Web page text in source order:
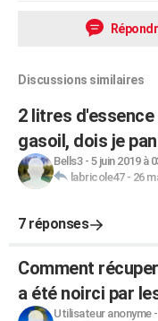
Discussions similaires
2 litres
gasoil, dois je
Bells3- 5 juin 2019 à
labricole47- 26
7 réponses
Comment
a été noirci par
Utilisateur anonyme-